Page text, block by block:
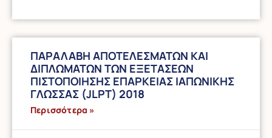
ΠΑΡΑΛΑΒΗ ΑΠΟΤΕΛΕΣΜΑΤΩΝ ΚΑΙ
ΔΙΠΛΩΜΑΤΩΝ ΤΩΝ ΕΞΕΤΑΣΕΩΝ
ΠΙΣΤΟΠΟΙΗΣΗΣ ΕΠΑΡΚΕΙΑΣ ΙΑΠΩΝΙΚΗΣ
ΓΛΩΣΣΑΣ (JLPT) 2018
Περισσότερα »